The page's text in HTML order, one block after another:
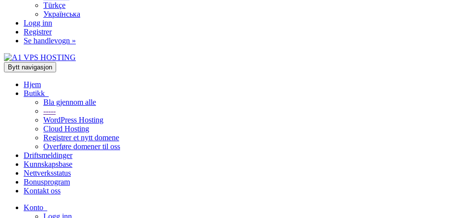
Türkçe
Українська
Logg inn
Registrer
Se handlevogn »
Bytt navigasjon
Hjem
Butikk
Bla gjennom alle
-----
WordPress Hosting
Cloud Hosting
Registrer et nytt domene
Overføre domener til oss
Driftsmeldinger
Kunnskapsbase
Nettverksstatus
Bonusprogram
Kontakt oss
Konto
Logg inn